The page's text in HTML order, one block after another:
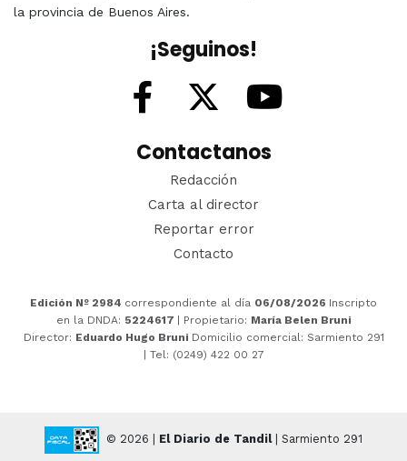
la provincia de Buenos Aires.
¡Seguinos!
Contactanos
Redacción
Carta al director
Reportar error
Contacto
Edición Nº 2984 correspondiente al día 06/08/2026 Inscripto
en la DNDA: 5224617 | Propietario: María Belen Bruni
Director: Eduardo Hugo Bruni Domicilio comercial: Sarmiento 291
| Tel: (0249) 422 00 27
© 2026 | El Diario de Tandil| Sarmiento 291